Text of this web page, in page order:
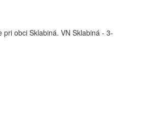
pri obci Sklabiná. VN Sklabiná - 3-